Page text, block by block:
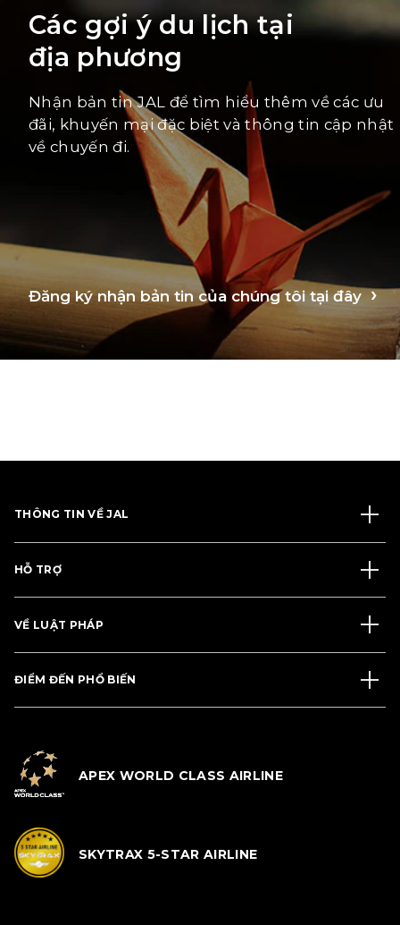
Các gợi ý du lịch tại
địa phương
Nhận bản tin JAL để tìm hiểu thêm về các ưu
đãi, khuyến mại đặc biệt và thông tin cập nhật
về chuyến đi.
Đăng ký nhận bản tin của chúng tôi tại đây
THÔNG TIN VỀ JAL
HỖ TRỢ
VỀ LUẬT PHÁP
ĐIỂM ĐẾN PHỔ BIẾN
APEX WORLD CLASS AIRLINE
SKYTRAX 5-STAR AIRLINE